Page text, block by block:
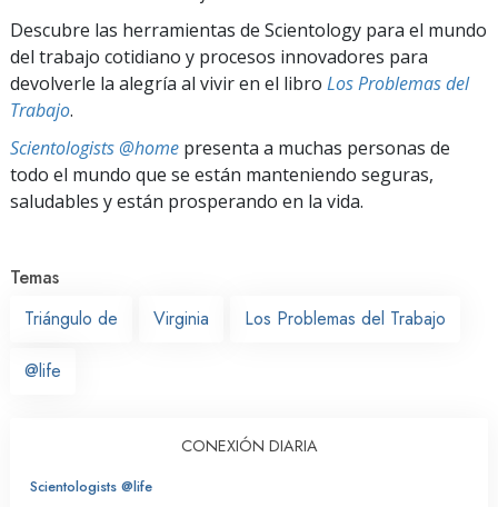
Descubre las herramientas de Scientology para el mundo
del trabajo cotidiano y procesos innovadores para
devolverle la alegría al vivir en el libro Los Problemas del
Trabajo.
Scientologists @home presenta a muchas personas de
todo el mundo que se están manteniendo seguras,
saludables y están prosperando en la vida.
Temas
Triángulo de
Virginia Los Problemas del Trabajo
@life
CONEXIÓN DIARIA
Scientologists @life